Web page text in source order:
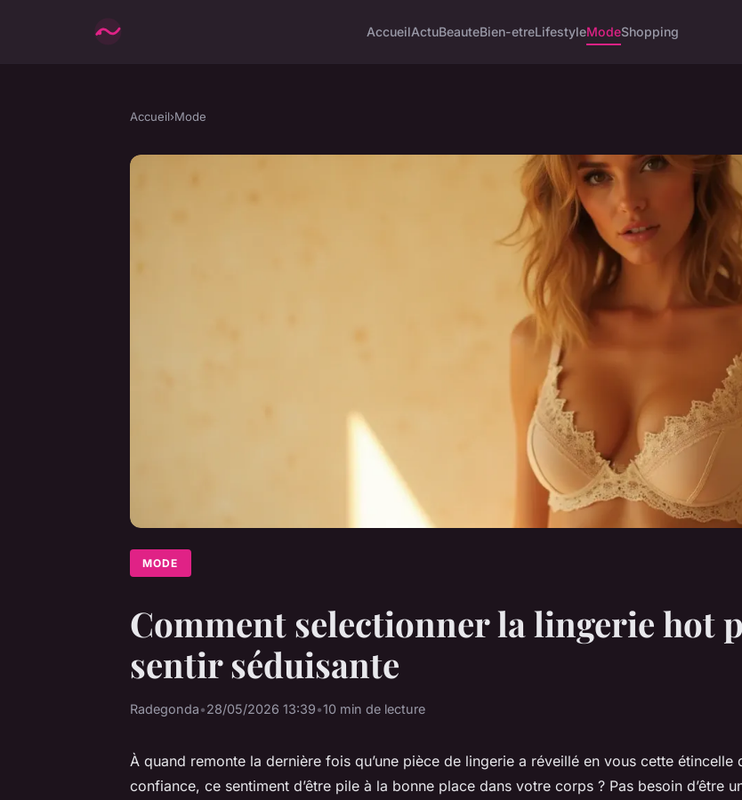
AccueilActuBeauteBien-etreLifestyleModeShopping
Accueil›Mode
MODE
Comment selectionner la lingerie hot
sentir séduisante
Radegonda•28/05/2026 13:39•10 min de lecture
À quand remonte la dernière fois qu’une pièce de lingerie a réveillé en vous cette étincelle
confiance, ce sentiment d’être pile à la bonne place dans votre corps ? Pas besoin d’être